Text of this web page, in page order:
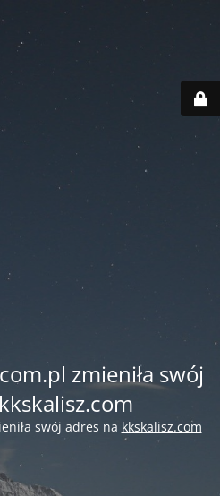
zmieniła swój
swój adres na kkskalisz.com